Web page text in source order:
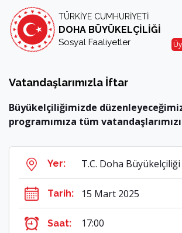
TÜRKİYE CUMHURİYETİ
DOHA BÜYÜKELÇİLİĞİ
Sosyal Faaliyetler
Vatandaşlarımızla İftar
Büyükelçiliğimizde
programımıza tüm
Yer: T.C. Doha Büyükelçiliği
Tarih: 15 Mart 2025
Saat: 17:00